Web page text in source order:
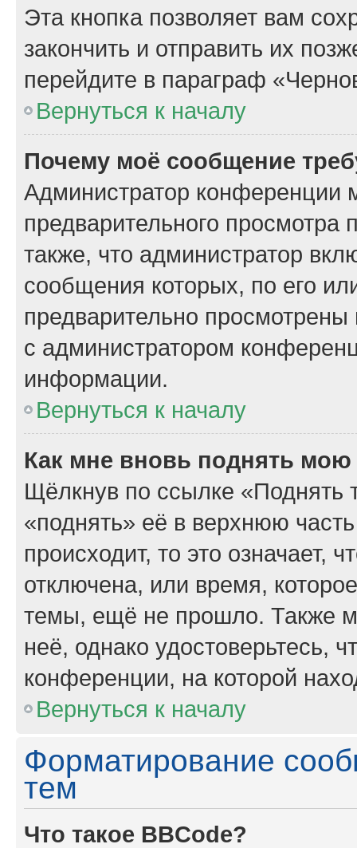
Эта кнопка позволяет вам
закончить и отправить их
перейдите в параграф
Вернуться к началу
Почему моё сообщение
Администратор конференции
предварительного
также, что администратор
сообщения которых, по его
предварительно
с администратором
информации.
Вернуться к началу
Как мне вновь поднять мою
Щёлкнув по ссылке «Поднять
«поднять» её в верхнюю
происходит, то это означает,
отключена, или время,
темы, ещё не прошло. Также
неё, однако удостоверьтесь,
конференции, на которой
Вернуться к началу
Форматирование
тем
Что такое BBCode?